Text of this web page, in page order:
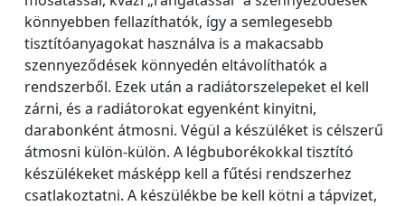
könnyebben fellazíthatók, így a semlegesebb
tisztítóanyagokat használva is a makacsabb
szennyeződések könnyedén eltávolíthatók a
rendszerből. Ezek után a radiátorszelepeket el kell
zárni, és a radiátorokat egyenként kinyitni,
darabonként átmosni. Végül a készüléket is célszerű
átmosni külön-külön. A légbuborékokkal tisztító
készülékeket másképp kell a fűtési rendszerhez
csatlakoztatni. A készülékbe be kell kötni a tápvizet,